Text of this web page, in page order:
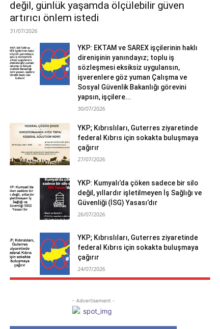
değil, günlük yaşamda ölçülebilir güven
artırıcı önlem istedi
31/07/2026
YKP: EKTAM ve SAREX işçilerinin haklı
direnişinin yanındayız; toplu iş
sözleşmesi eksiksiz uygulansın,
işverenlere göz yuman Çalışma ve
Sosyal Güvenlik Bakanlığı görevini
yapsın, işçilere...
30/07/2026
YKP; Kıbrıslıları, Guterres ziyaretinde
federal Kıbrıs için sokakta buluşmaya
çağırır
27/07/2026
YKP: Kumyalı’da çöken sadece bir silo
değil, yıllardır işletilmeyen İş Sağlığı ve
Güvenliği (İSG) Yasası’dır
26/07/2026
YKP; Kıbrıslıları, Guterres ziyaretinde
federal Kıbrıs için sokakta buluşmaya
çağırır
24/07/2026
- Advertisement -